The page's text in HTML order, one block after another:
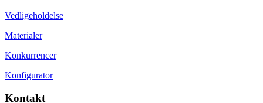
Vedligeholdelse
Materialer
Konkurrencer
Konfigurator
Kontakt